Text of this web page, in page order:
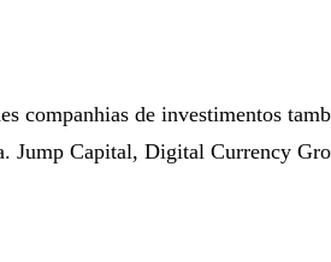
companhias de investimentos
Jump Capital, Digital Currency